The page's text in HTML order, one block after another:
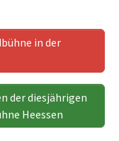
in der
der diesjährigen
Heessen